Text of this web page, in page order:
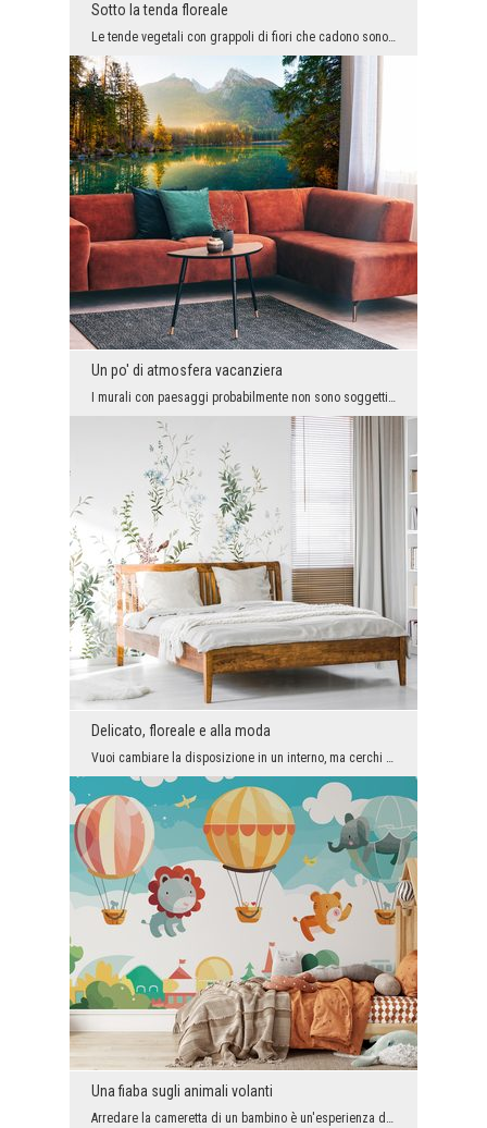
Sotto la tenda floreale
Le tende vegetali con grappoli di fiori che cadono sono molto apprezzate da te, quindi aggiungiam...
Un po' di atmosfera vacanziera
I murali con paesaggi probabilmente non sono soggetti alle mutevoli tendenze della moda dell'inte...
Delicato, floreale e alla moda
Vuoi cambiare la disposizione in un interno, ma cerchi qualcosa che abbia una buona energia, toni...
Una fiaba sugli animali volanti
Arredare la cameretta di un bambino è un'esperienza divertente. È un po' un'avventura e un po' la...